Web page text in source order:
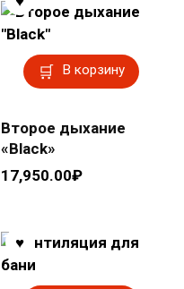
В корзину
Второе дыхание
«Black»
17,950.00₽